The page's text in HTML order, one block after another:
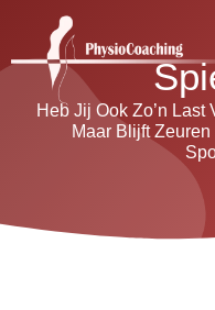
Heb Jij Ook Zo’n
Maar Blijft